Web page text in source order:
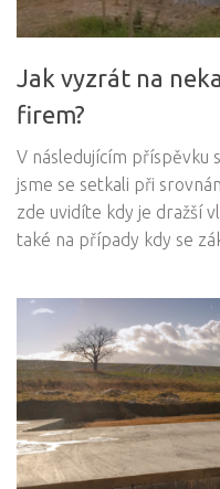
Jak vyzrát na
firem?
V následujícím příspěvku
jsme se setkali při
zde uvidíte kdy je dražší
také na případy kdy se